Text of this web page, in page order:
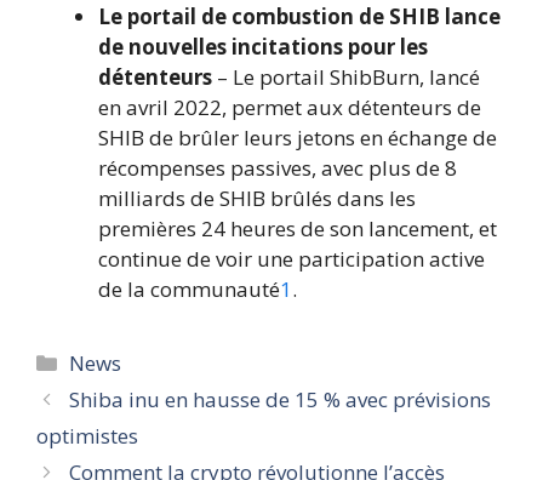
Le portail de combustion de SHIB lance
de nouvelles incitations pour les
détenteurs – Le portail ShibBurn, lancé
en avril 2022, permet aux détenteurs de
SHIB de brûler leurs jetons en échange de
récompenses passives, avec plus de 8
milliards de SHIB brûlés dans les
premières 24 heures de son lancement, et
continue de voir une participation active
de la communauté1.
Catégories
News
Shiba inu en hausse de 15 % avec prévisions
optimistes
Comment la crypto révolutionne l’accès